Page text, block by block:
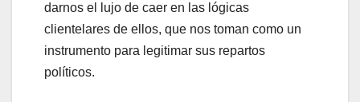
darnos el lujo de caer en las lógicas
clientelares de ellos, que nos toman como un
instrumento para legitimar sus repartos
políticos.